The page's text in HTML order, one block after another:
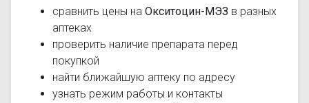
сравнить цены на Окситоцин-МЭЗ в разных
аптеках
проверить наличие препарата перед
покупкой
найти ближайшую аптеку по адресу
узнать режим работы и контакты